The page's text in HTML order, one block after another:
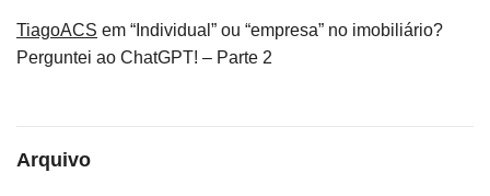
TiagoACS em “Individual” ou “empresa” no imobiliário?
Perguntei ao ChatGPT! – Parte 2
Arquivo